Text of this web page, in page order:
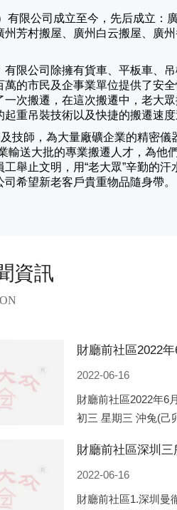
有限公司成立至今，先后成立：
芳村搬屋、廣州白云搬屋、廣
有限公司除擁有貨車、平板車、
的市民及企事業單位提供了安
次搬遷，在這次搬遷中，老大
重吊裝技術以及快捷的搬遷速度
師，為大量廠礦企業的精密儀
輸送大批的專業搬遷人才，為他
舉止文明，用“老大眾”辛勤的
希望新老客戶貴重物品隨身帶。
資訊
2022-06-16
財廳前社區2022年6
初三 星期三 沖兔(己
2022-06-16
財廳前社區1.深圳曼